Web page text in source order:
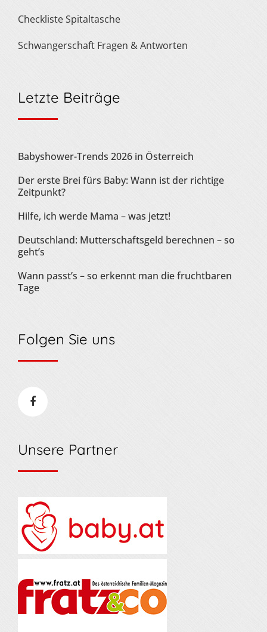
Checkliste Spitaltasche
Schwangerschaft Fragen & Antworten
Letzte Beiträge
Babyshower-Trends 2026 in Österreich
Der erste Brei fürs Baby: Wann ist der richtige
Zeitpunkt?
Hilfe, ich werde Mama – was jetzt!
Deutschland: Mutterschaftsgeld berechnen – so
geht’s
Wann passt’s – so erkennt man die fruchtbaren
Tage
Folgen Sie uns
Unsere Partner